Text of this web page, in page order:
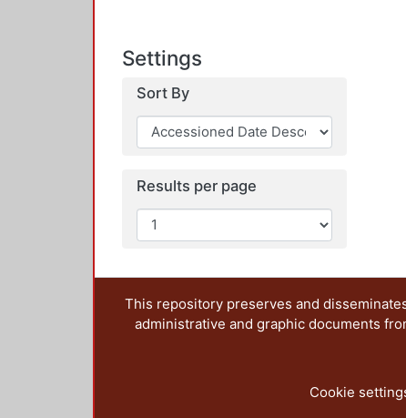
Settings
Sort By
Results per page
This repository preserves and
administrative and graphic documents
Cookie